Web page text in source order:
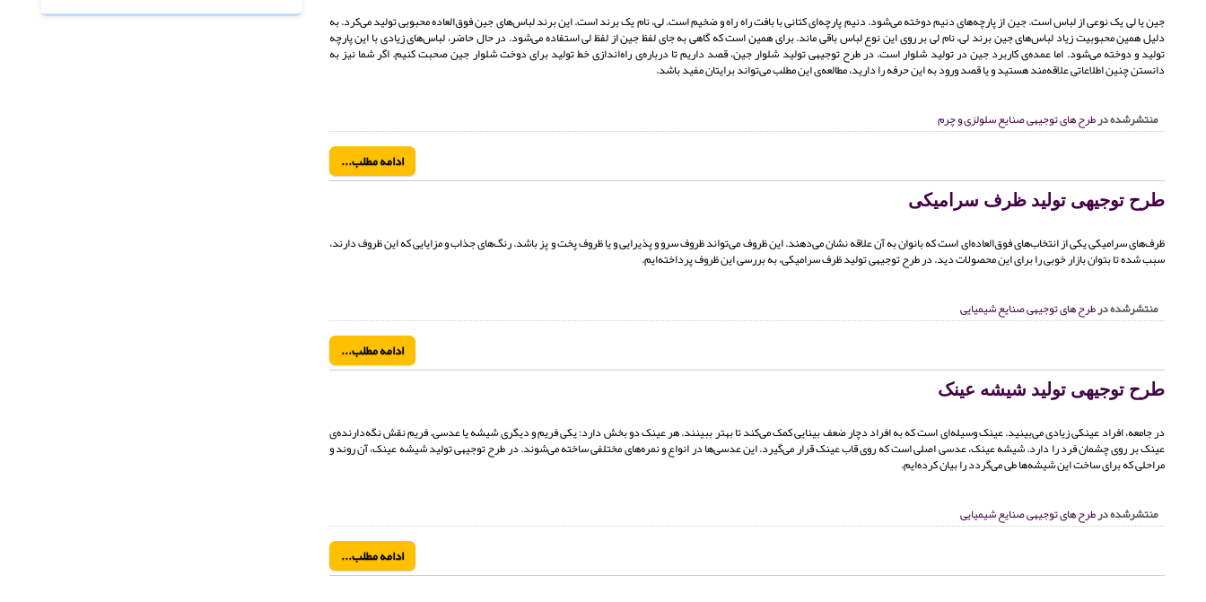
جین یا لی یک نوعی از لباس است. جین از پارچه‌های دنیم دوخته می‌شود. دنیم پارچه‌ای کتانی با بافت راه راه و ضخیم است. لی، نام یک برند است. این برند لباس‌های جین فوق‌العاده محبوبی تولید می‌کرد. به
دلیل همین محبوبیت زیاد لباس‌های جین برند لی، نام لی بر روی این نوع لباس باقی ماند. برای همین است که گاهی به جای لفظ جین از لفظ لی استفاده می‌شود. در حال حاضر، لباس‌های زیادی با این پارچه
تولید و دوخته می‌شود. اما عمده‌ی کاربرد جین در تولید شلوار است. در طرح توجیهی تولید شلوار جین، قصد داریم تا درباره‌ی راه‌اندازی خط تولید برای دوخت شلوار جین صحبت کنیم. اگر شما نیز به
دانستن چنین اطلاعاتی علاقه‌مند هستید و یا قصد ورود به این حرفه را دارید، مطالعه‌ی این مطلب می‌تواند برایتان مفید باشد.
منتشرشده درطرح های توجیهی صنایع سلولزی و چرم
ادامه مطلب...
طرح توجیهی تولید ظرف سرامیکی
ظرف‌های سرامیکی یکی از انتخاب‌های فوق‌العاده‌ای است که بانوان به آن علاقه نشان می‌دهند. این ظروف می‌تواند ظروف سرو و پذیرایی و یا ظروف پخت و پز باشد. رنگ‌های جذاب و مزایایی که این ظروف دارند،
سبب شده تا بتوان بازار خوبی را برای این محصولات دید. درطرح توجیهی تولید ظرف سرامیکی، به بررسی این ظروف پرداخته‌ایم.
منتشرشده درطرح های توجیهی صنایع شیمیایی
ادامه مطلب...
طرح توجیهی تولید شیشه عینک
در جامعه، افراد عینکی زیادی می‌بینید. عینک وسیله‌ای است که به افراد دچار ضعف بینایی کمک می‌کند تا بهتر ببینند. هر عینک دو بخش دارد: یکی فریم و دیگری شیشه یا عدسی. فریم نقش نگه‌دارنده‌ی
عینک بر روی چشمان فرد را دارد. شیشه عینک، عدسی اصلی است که روی قاب عینک قرار می‌گیرد. این عدسی‌ها در انواع و نمره‌های مختلفی ساخته می‌شوند. در طرح توجیهی تولید شیشه عینک، آن روند و
مراحلی که برای ساخت این شیشه‌ها طی می‌گردد را بیان کرده‌ایم.
منتشرشده درطرح های توجیهی صنایع شیمیایی
ادامه مطلب...